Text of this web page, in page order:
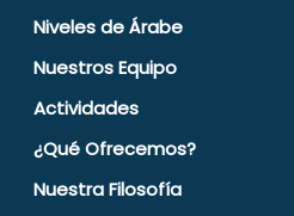
Niveles de Árabe
Nuestros Equipo
Actividades
¿Qué Ofrecemos?
Nuestra Filosofía